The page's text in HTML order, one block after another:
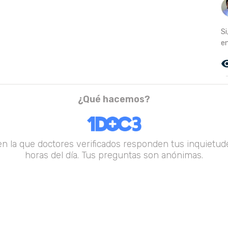
¿Qué hacemos?
la que doctores verificados responden tus
horas del día. Tus preguntas son anónimas.